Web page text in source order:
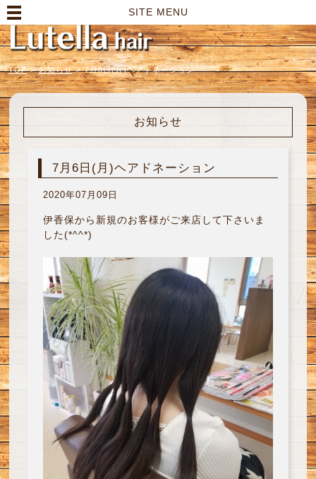
SITE MENU
TOP > お知らせ > 7月6日(月)ヘアドネーション
お知らせ
7月6日(月)ヘアドネーション
2020年07月09日
伊香保から新規のお客様がご来店して下さいま
した(*^^*)